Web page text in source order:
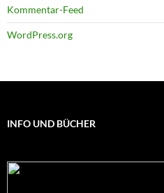
Kommentar-Feed
WordPress.org
INFO UND BÜCHER